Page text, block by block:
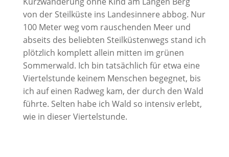
von der Steilküste ins Landesinnere abbog. Nur
100 Meter weg vom rauschenden Meer und
abseits des beliebten Steilküstenwegs stand ich
plötzlich komplett allein mitten im grünen
Sommerwald. Ich bin tatsächlich für etwa eine
Viertelstunde keinem Menschen begegnet, bis
ich auf einen Radweg kam, der durch den Wald
führte. Selten habe ich Wald so intensiv erlebt,
wie in dieser Viertelstunde.